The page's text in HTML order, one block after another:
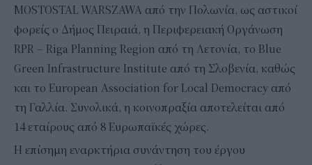
MOSTOSTAL WARSZAWA από την Πολωνία, ως αστικοί
φορείς ο Δήμος Πειραιά, η Περιφερειακή Οργάνωση
RPR – Riga Planning Region από τη Λετονία, το Blue
Green Infrastructure Institute από τη Σλοβενία, καθώς
και το European Association for Local Democracy από
τη Γαλλία. Συνολικά, η κοινοπραξία αποτελείται από
14 εταίρους από 8 Ευρωπαϊκές χώρες.
Η επίσημη εναρκτήρια συνάντηση του έργου